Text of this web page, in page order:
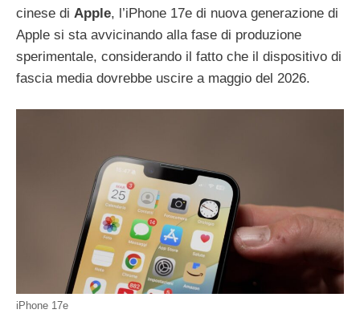
cinese di Apple, l’iPhone 17e di nuova generazione di
Apple si sta avvicinando alla fase di produzione
sperimentale, considerando il fatto che il dispositivo di
fascia media dovrebbe uscire a maggio del 2026.
iPhone 17e